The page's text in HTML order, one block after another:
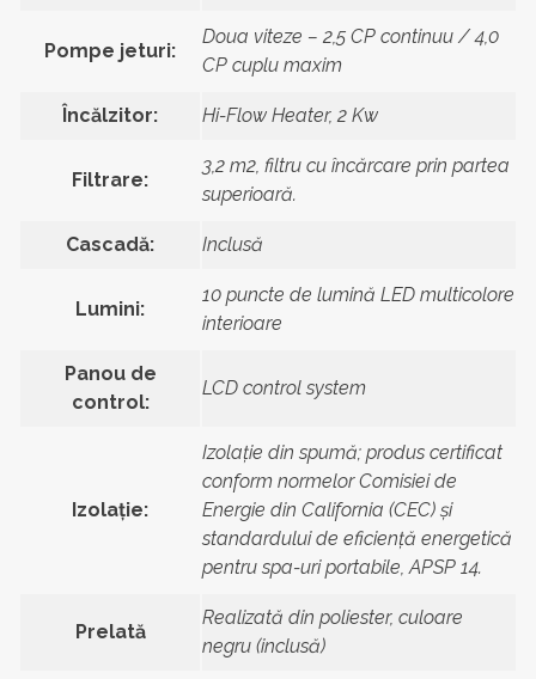
Pompe jeturi:
Doua viteze – 2,5 CP continuu / 4,0
CP cuplu maxim
Încălzitor: Hi-Flow Heater, 2 Kw
Filtrare:
3,2 m2, filtru cu încărcare prin partea
superioară.
Cascadă: Inclusă
Lumini:
10 puncte de lumină LED multicolore
interioare
Panou de
control:
LCD control system
Izolație:
Izolație din spumă; produs certificat
conform normelor Comisiei de
Energie din California (CEC) și
standardului de eficiență energetică
pentru spa-uri portabile, APSP 14.
Prelată
Realizată din poliester, culoare
negru (inclusă)